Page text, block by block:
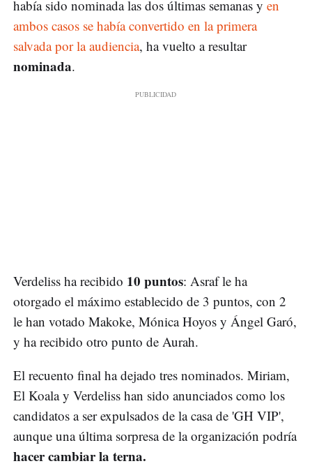
había sido nominada las dos últimas semanas y en
ambos casos se había convertido en la primera
salvada por la audiencia, ha vuelto a resultar
nominada.
Verdeliss ha recibido 10 puntos: Asraf le ha
otorgado el máximo establecido de 3 puntos, con 2
le han votado Makoke, Mónica Hoyos y Ángel Garó,
y ha recibido otro punto de Aurah.
El recuento final ha dejado tres nominados. Miriam,
El Koala y Verdeliss han sido anunciados como los
candidatos a ser expulsados de la casa de 'GH VIP',
aunque una última sorpresa de la organización podría
hacer cambiar la terna.